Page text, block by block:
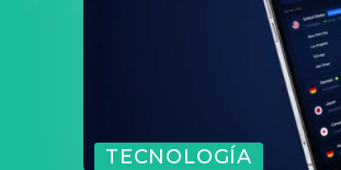
TECNOLOGÍA